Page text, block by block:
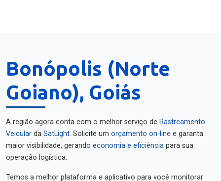
Bonópolis (Norte
Goiano), Goiás
A região agora conta com o melhor serviço de Rastreamento
Veicular da SatLight. Solicite um orçamento on-line e garanta
maior visibilidade, gerando economia e eficiência para sua
operação logística.
Temos a melhor plataforma e aplicativo para você monitorar